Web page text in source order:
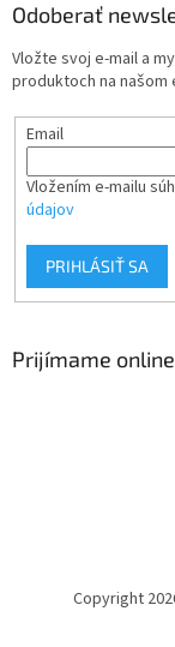
Odoberať
Vložte svoj e-mail a
produktoch na našom
Email
Vložením e-mailu
údajov
PRIHLÁSIŤ SA
Prijímame
Copyright